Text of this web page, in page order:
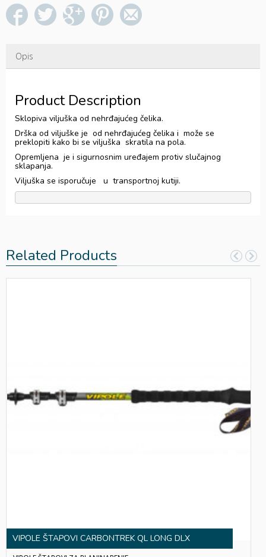
Opis
Product Description
Sklopiva viljuška od nehrđajućeg čelika.
Drška od viljuške je od nehrđajućeg čelika i može se
preklopiti kako bi se viljuška skratila na pola.
Opremljena je i sigurnosnim uređajem protiv slučajnog
sklapanja.
Viljuška se isporučuje u transportnoj kutiji.
Related Products
VIPOLE ŠTAPOVI CARBONTREK QL LONG DLX